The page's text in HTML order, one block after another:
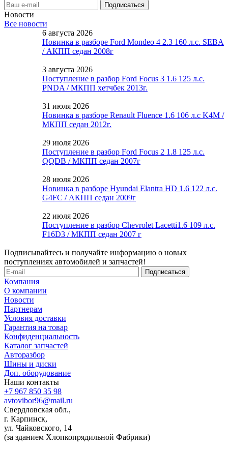
Новости
Все новости
6 августа 2026
Новинка в разборе Ford Mondeo 4 2.3 160 л.с. SEBA
/ АКПП седан 2008г
3 августа 2026
Поступление в разбор Ford Focus 3 1.6 125 л.с.
PNDA / МКПП хетчбек 2013г.
31 июля 2026
Новинка в разборе Renault Fluence 1.6 106 л.с K4M /
МКПП седан 2012г.
29 июля 2026
Поступление в разбор Ford Focus 2 1.8 125 л.с.
QQDB / МКПП седан 2007г
28 июля 2026
Новинка в разборе Hyundai Elantra HD 1.6 122 л.с.
G4FC / АКПП седан 2009г
22 июля 2026
Поступление в разбор Chevrolet Lacetti1.6 109 л.с.
F16D3 / МКПП седан 2007 г
Подписывайтесь и получайте информацию о новых
поступлениях автомобилей и запчастей!
Компания
О компании
Новости
Партнерам
Условия доставки
Гарантия на товар
Конфиденциальность
Каталог запчастей
Авторазбор
Шины и диски
Доп. оборудование
Наши контакты
+7 967 850 35 98
avtovibor96@mail.ru
Свердловская обл.,
г. Карпинск,
ул. Чайковского, 14
(за зданием Хлопкопрядильной Фабрики)